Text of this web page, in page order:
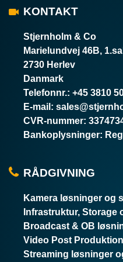
KONTAKT
Stjernholm & Co
Marielundvej 46B, 1.sal
2730 Herlev
Danmark
Telefonnr.: +45 3810
E-mail :
CVR-nummer:
Bankoplysninger:
RÅDGIVNING
Kamera løsninger og
Infrastruktur, Storage
Broadcast & OB
Video Post Produktion
Streaming løsninger